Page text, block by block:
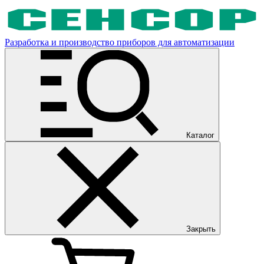
Разработка и производство приборов для автоматизации
Каталог
Закрыть